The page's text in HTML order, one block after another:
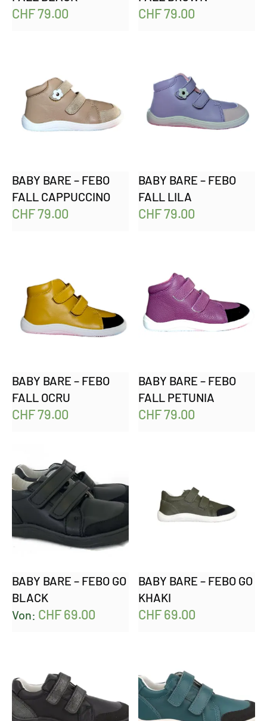
CHF79.00 CHF79.00
BABY BARE – FEBO
FALL CAPPUCCINO
CHF79.00
BABY BARE – FEBO
FALL LILA
CHF79.00
BABY BARE – FEBO
FALL OCRU
CHF79.00
BABY BARE – FEBO
FALL PETUNIA
CHF79.00
BABY BARE – FEBO GO
BLACK
Von: CHF69.00
BABY BARE – FEBO GO
KHAKI
CHF69.00